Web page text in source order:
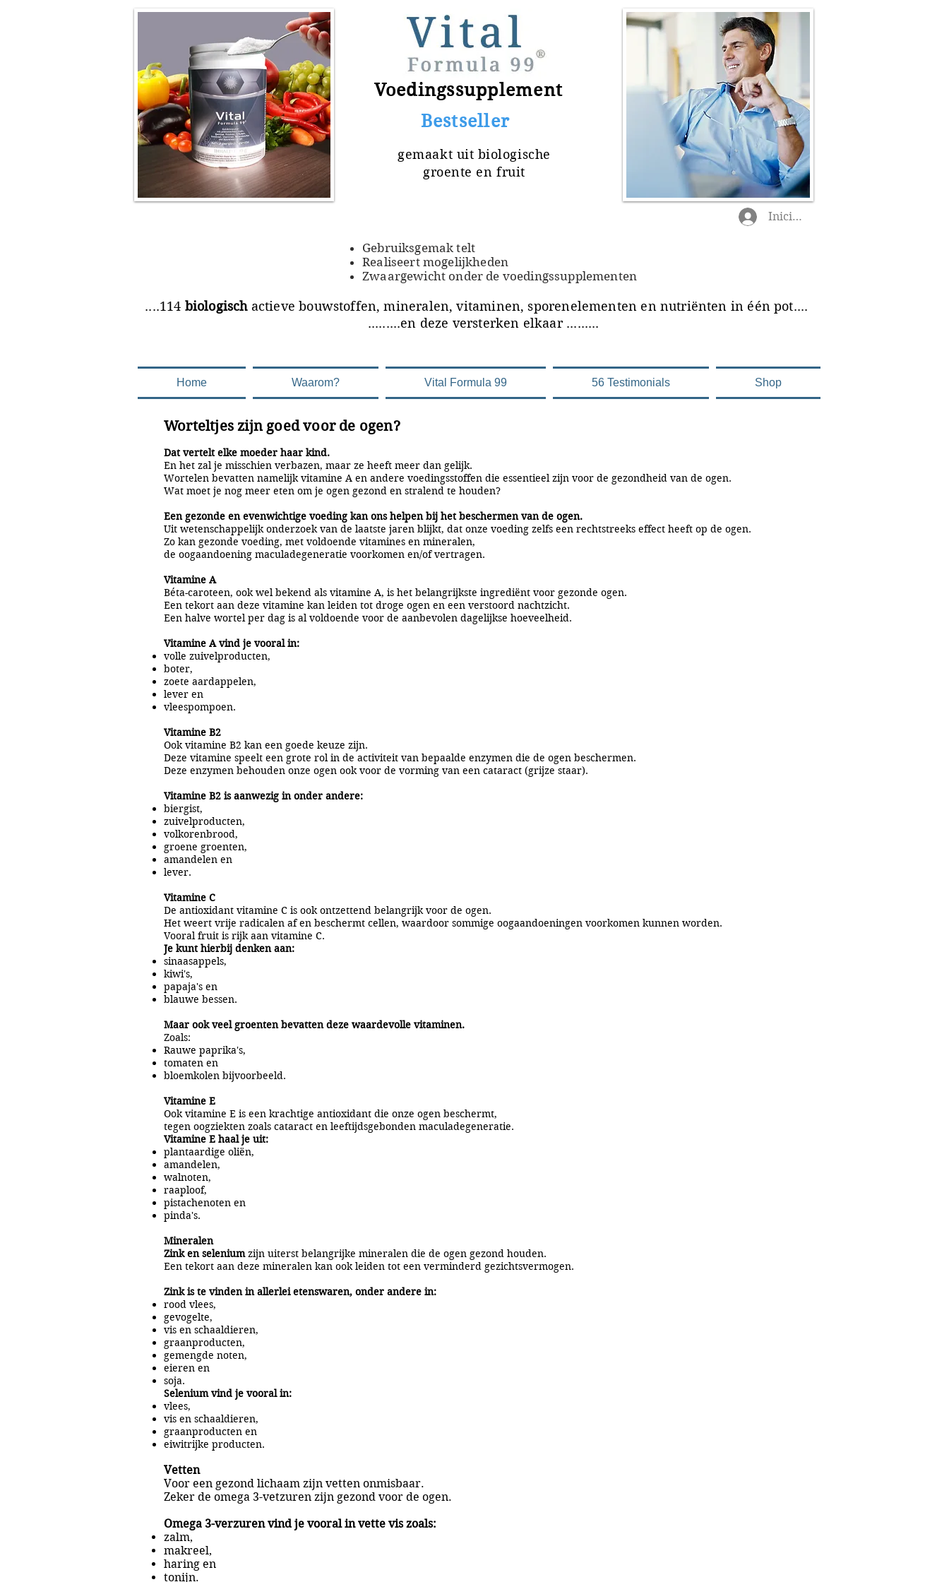
Voedingssupplement
​ Bestseller
gemaakt uit biologische
groente en fruit
Iniciar sesión
Gebruiksgemak telt
Realiseert mogelijkheden
Zwaargewicht onder de voedingssupplementen
....114 biologisch actieve bouwstoffen, mineralen, vitaminen, sporenelementen en nutriënten in één pot....
.........en deze versterken elkaar .........
Home Waarom? Vital Formula 99 56 Testimonials Shop
Worteltjes zijn goed voor de ogen?
Dat vertelt elke moeder haar kind.
En het zal je misschien verbazen, maar ze heeft meer dan gelijk.
Wortelen bevatten namelijk vitamine A en andere voedingsstoffen die essentieel zijn voor de gezondheid van de ogen.
Wat moet je nog meer eten om je ogen gezond en stralend te houden?
Een gezonde en evenwichtige voeding kan ons helpen bij het beschermen van de ogen.
Uit wetenschappelijk onderzoek van de laatste jaren blijkt, dat onze voeding zelfs een rechtstreeks effect heeft op de ogen.
Zo kan gezonde voeding, met voldoende vitamines en mineralen,
de oogaandoening maculadegeneratie voorkomen en/of vertragen.
Vitamine A
Béta-caroteen, ook wel bekend als vitamine A, is het belangrijkste ingrediënt voor gezonde ogen.
Een tekort aan deze vitamine kan leiden tot droge ogen en een verstoord nachtzicht.
Een halve wortel per dag is al voldoende voor de aanbevolen dagelijkse hoeveelheid.
Vitamine A vind je vooral in:
volle zuivelproducten,
boter,
zoete aardappelen,
lever en
vleespompoen.
Vitamine B2
Ook vitamine B2 kan een goede keuze zijn.
Deze vitamine speelt een grote rol in de activiteit van bepaalde enzymen die de ogen beschermen.
Deze enzymen behouden onze ogen ook voor de vorming van een cataract (grijze staar).
Vitamine B2 is aanwezig in onder andere:
biergist,
zuivelproducten,
volkorenbrood,
groene groenten,
amandelen en
lever.
Vitamine C
De antioxidant vitamine C is ook ontzettend belangrijk voor de ogen.
Het weert vrije radicalen af en beschermt cellen, waardoor sommige oogaandoeningen voorkomen kunnen worden.
Vooral fruit is rijk aan vitamine C.
Je kunt hierbij denken aan:
sinaasappels,
kiwi's,
papaja's en
blauwe bessen.
Maar ook veel groenten bevatten deze waardevolle vitaminen.
Zoals:
Rauwe paprika's,
tomaten en
bloemkolen bijvoorbeeld.
Vitamine E
Ook vitamine E is een krachtige antioxidant die onze ogen beschermt,
tegen oogziekten zoals cataract en leeftijdsgebonden maculadegeneratie.
Vitamine E haal je uit:
plantaardige oliën,
amandelen,
walnoten,
raaploof,
pistachenoten en
pinda's.
Mineralen
Zink en seleniumzijn uiterst belangrijke mineralen die de ogen gezond houden.
Een tekort aan deze mineralen kan ook leiden tot een verminderd gezichtsvermogen.
Zink is te vinden in allerlei etenswaren, onder andere in:
rood vlees,
gevogelte,
vis en schaaldieren,
graanproducten,
gemengde noten,
eieren en
soja.
Selenium vind je vooral in:
vlees,
vis en schaaldieren,
graanproducten en
eiwitrijke producten.
Vetten
Voor een gezond lichaam zijn vetten onmisbaar.
Zeker de omega 3-vetzuren zijn gezond voor de ogen.
Omega 3-verzuren vind je vooral in vette vis zoals:
zalm,
makreel,
haring en
tonijn.